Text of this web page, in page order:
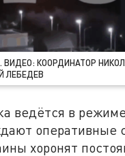
ВИДЕО: КООРДИНАТОР
ЛЕБЕДЕВ
ведётся в
оперативные
хоронят